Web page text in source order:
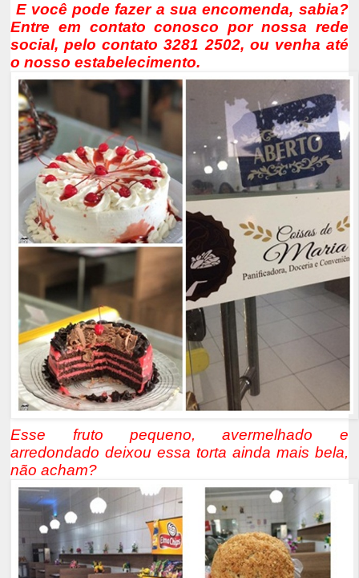
E você pode fazer a sua encomenda, sabia?
Entre em contato conosco por nossa rede
social, pelo contato 3281 2502, ou venha até
o nosso estabelecimento.
Esse fruto pequeno, avermelhado e
arredondado deixou essa torta ainda mais bela,
não acham?